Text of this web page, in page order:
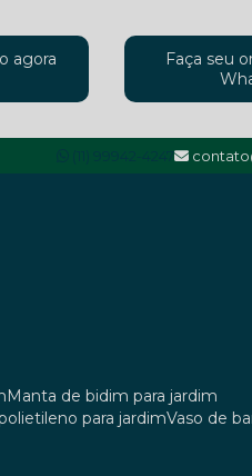
agora
Faça seu
manta de bidim para jardim
polietileno para jardim vaso de